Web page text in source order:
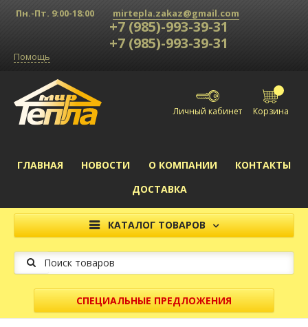
Пн.-Пт. 9:00-18:00 mirtepla.zakaz@gmail.com
+7 (985)-993-39-31
+7 (985)-993-39-31
Помощь
ГЛАВНАЯ НОВОСТИ О КОМПАНИИ
КОНТАКТЫ
ДОСТАВКА
Личный кабинет
КАТАЛОГ ТОВАРОВ
СПЕЦИАЛЬНЫЕ ПРЕДЛОЖЕНИЯ